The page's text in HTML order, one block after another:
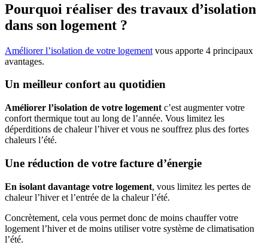
Pourquoi réaliser des travaux d’isolation
dans son logement ?
Améliorer l’isolation de votre logement vous apporte 4 principaux
avantages.
Un meilleur confort au quotidien
Améliorer l’isolation de votre logement c’est augmenter votre
confort thermique tout au long de l’année. Vous limitez les
déperditions de chaleur l’hiver et vous ne souffrez plus des fortes
chaleurs l’été.
Une réduction de votre facture d’énergie
En isolant davantage votre logement, vous limitez les pertes de
chaleur l’hiver et l’entrée de la chaleur l’été.
Concrètement, cela vous permet donc de moins chauffer votre
logement l’hiver et de moins utiliser votre système de climatisation
l’été.